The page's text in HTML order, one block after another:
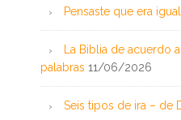
Pensaste que era
La Biblia de acuerdo
palabras 11/06/2026
Seis tipos de ira – de